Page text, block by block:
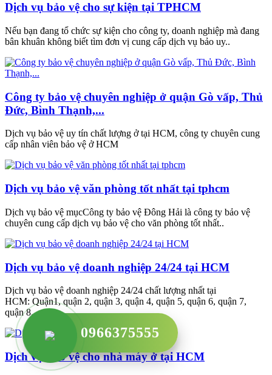
Dịch vụ bảo vệ cho sự kiện tại TPHCM
Nếu bạn đang tổ chức sự kiện cho công ty, doanh nghiệp mà đang
bân khuân không biết tìm đơn vị cung cấp dịch vụ bảo uy..
Công ty bảo vệ chuyên nghiệp ở quận Gò vấp, Thủ
Đức, Bình Thạnh,...
Dịch vụ bảo vệ uy tín chất lượng ở tại HCM, công ty chuyên cung
cấp nhân viên bảo vệ ở HCM
Dịch vụ bảo vệ văn phòng tốt nhất tại tphcm
Dịch vụ bảo vệ mụcCông ty bảo vệ Đông Hải là công ty bảo vệ
chuyên cung cấp dịch vụ bảo vệ cho văn phòng tốt nhất..
Dịch vụ bảo vệ doanh nghiệp 24/24 tại HCM
Dịch vụ bảo vệ doanh nghiệp 24/24 chất lượng nhất tại
HCM: Quận1, quận 2, quận 3, quận 4, quận 5, quận 6, quận 7,
quận 8,..
Dịch vụ bảo vệ cho nhà máy ở tại HCM
0966375555